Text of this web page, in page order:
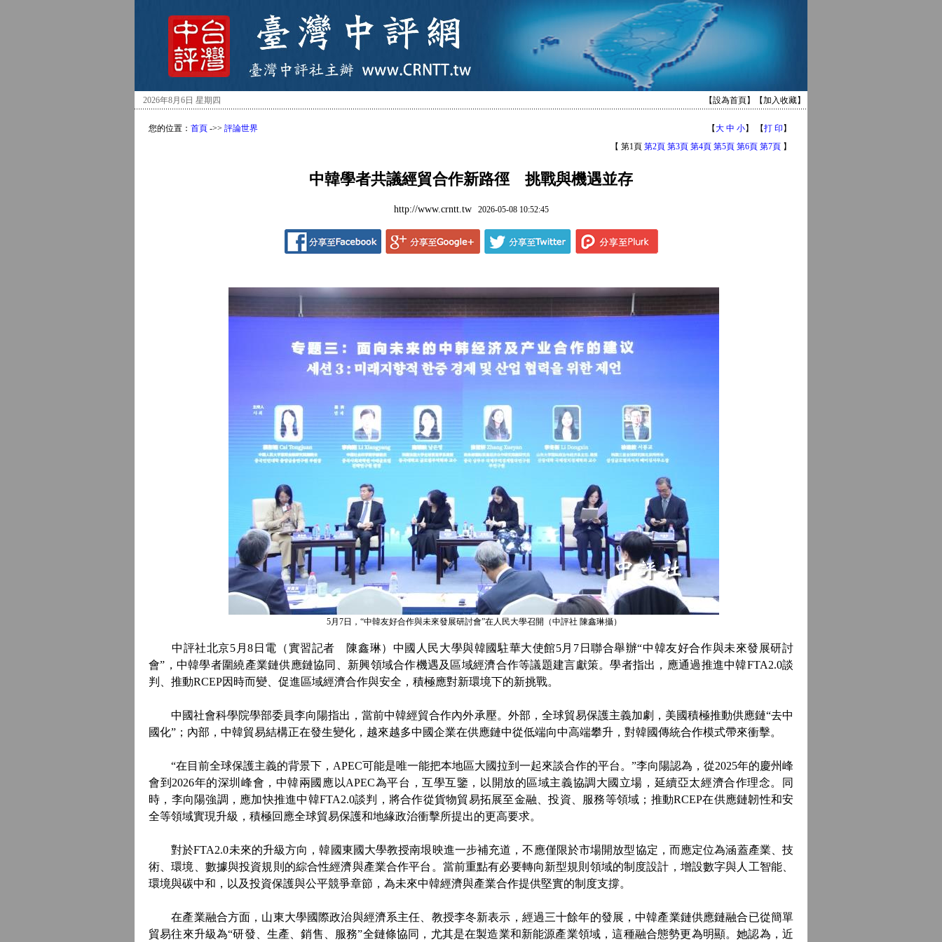
2026年8月6日 星期四 【設為首頁】【加入收藏】
您的位置： 首頁 ->> 評論世界 【大 中 小】 【打 印 】
【 第1頁 第2頁 第3頁 第4頁 第5頁 第6頁 第7頁 】
中韓學者共議經貿合作新路徑 挑戰與機遇並存
http://www.crntt.tw2026-05-08 10:52:45
5月7日，“中韓友好合作與未來發展研討會”在人民大學召開（中評社 陳鑫琳攝）
中評社北京5月8日電（實習記者 陳鑫琳）中國人民大學與韓國駐華大使館5月7日聯合舉辦“中韓友好合作與未來發展研討
會”，中韓學者圍繞產業鏈供應鏈協同、新興領域合作機遇及區域經濟合作等議題建言獻策。學者指出，應通過推進中韓FTA2.0談
判、推動RCEP因時而變、促進區域經濟合作與安全，積極應對新環境下的新挑戰。
中國社會科學院學部委員李向陽指出，當前中韓經貿合作內外承壓。外部，全球貿易保護主義加劇，美國積極推動供應鏈“去中
國化”；內部，中韓貿易結構正在發生變化，越來越多中國企業在供應鏈中從低端向中高端攀升，對韓國傳統合作模式帶來衝擊。
“在目前全球保護主義的背景下，APEC可能是唯一能把本地區大國拉到一起來談合作的平台。”李向陽認為，從2025年的慶州峰
會到2026年的深圳峰會，中韓兩國應以APEC為平台，互學互鑒，以開放的區域主義協調大國立場，延續亞太經濟合作理念。同
時，李向陽強調，應加快推進中韓FTA2.0談判，將合作從貨物貿易拓展至金融、投資、服務等領域；推動RCEP在供應鏈韌性和安
全等領域實現升級，積極回應全球貿易保護和地緣政治衝擊所提出的更高要求。
對於FTA2.0未來的升級方向，韓國東國大學教授南垠映進一步補充道，不應僅限於市場開放型協定，而應定位為涵蓋產業、技
術、環境、數據與投資規則的綜合性經濟與產業合作平台。當前重點有必要轉向新型規則領域的制度設計，增設數字與人工智能、
環境與碳中和，以及投資保護與公平競爭章節，為未來中韓經濟與產業合作提供堅實的制度支撐。
在產業融合方面，山東大學國際政治與經濟系主任、教授李冬新表示，經過三十餘年的發展，中韓產業鏈供應鏈融合已從簡單
貿易往來升級為“研發、生產、銷售、服務”全鏈條協同，尤其是在製造業和新能源產業領域，這種融合態勢更為明顯。她認為，近